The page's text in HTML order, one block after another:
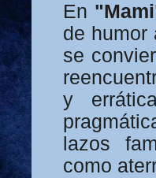
En
de humor
se
y
lazos
como